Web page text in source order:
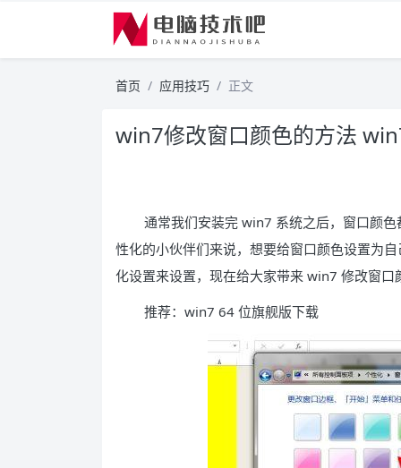
首页 应用技巧 正文
win7修改窗口颜色的方法
通常我们安装完 win7 系统之后，窗口颜
性化的小伙伴们来说，想要给窗口颜色设置为
化设置来设置，现在给大家带来 win7 修改窗口
推荐：win7 64 位旗舰版下载